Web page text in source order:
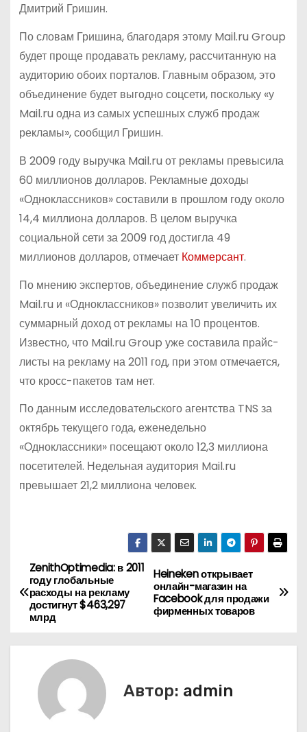
Дмитрий Гришин.
По словам Гришина, благодаря этому Mail.ru Group
будет проще продавать рекламу, рассчитанную на
аудиторию обоих порталов. Главным образом, это
объединение будет выгодно соцсети, поскольку «у
Mail.ru одна из самых успешных служб продаж
рекламы», сообщил Гришин.
В 2009 году выручка Mail.ru от рекламы превысила
60 миллионов долларов. Рекламные доходы
«Одноклассников» составили в прошлом году около
14,4 миллиона долларов. В целом выручка
социальной сети за 2009 год достигла 49
миллионов долларов, отмечает Коммерсант.
По мнению экспертов, объединение служб продаж
Mail.ru и «Одноклассников» позволит увеличить их
суммарный доход от рекламы на 10 процентов.
Известно, что Mail.ru Group уже составила прайс-
листы на рекламу на 2011 год, при этом отмечается,
что кросс-пакетов там нет.
По данным исследовательского агентства TNS за
октябрь текущего года, еженедельно
«Одноклассники» посещают около 12,3 миллиона
посетителей. Недельная аудитория Mail.ru
превышает 21,2 миллиона человек.
Н
а
Heineken открывает
онлайн-магазин на
Facebook для продажи
фирменных товаров
ZenithOptimedia: в 2011
году глобальные
расходы на рекламу
достигнут $463,297
млрд
Автор: admin